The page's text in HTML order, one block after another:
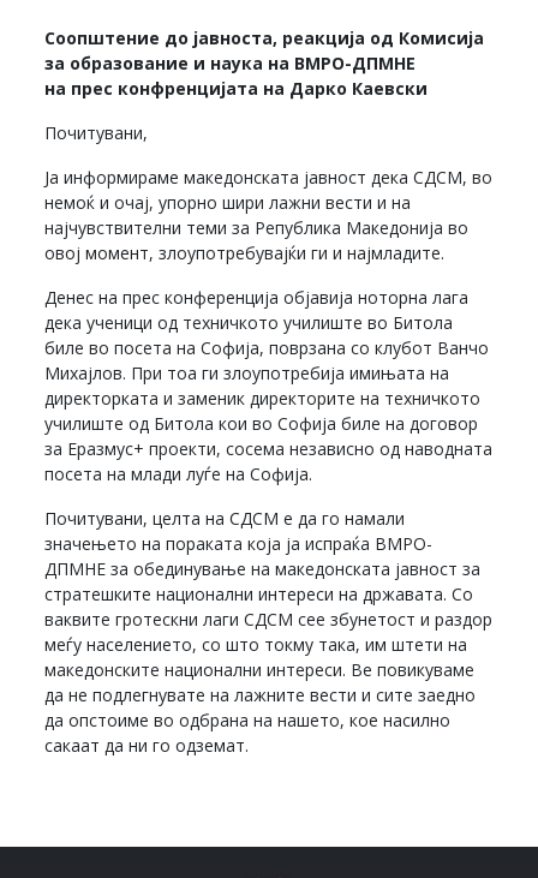
Соопштение до јавноста, реакција од Комисија
за образование и наука на ВМРО-ДПМНЕ
на прес конфренцијата на Дарко Каевски
Почитувани,
Ја информираме македонската јавност дека СДСМ, во
немоќ и очај, упорно шири лажни вести и на
најчувствителни теми за Република Македонија во
овој момент, злоупотребувајќи ги и најмладите.
Денес на прес конференција објавија ноторна лага
дека ученици од техничкото училиште во Битола
биле во посета на Софија, поврзана со клубот Ванчо
Михајлов. При тоа ги злоупотребија имињата на
директорката и заменик директорите на техничкото
училиште од Битола кои во Софија биле на договор
за Еразмус+ проекти, сосема независно од наводната
посета на млади луѓе на Софија.
Почитувани, целта на СДСМ е да го намали
значењето на пораката која ја испраќа ВМРО-
ДПМНЕ за обединување на македонската јавност за
стратешките национални интереси на државата. Со
ваквите гротескни лаги СДСМ сее збунетост и раздор
меѓу населението, со што токму така, им штети на
македонските национални интереси. Ве повикуваме
да не подлегнувате на лажните вести и сите заедно
да опстоиме во одбрана на нашето, кое насилно
сакаат да ни го одземат.